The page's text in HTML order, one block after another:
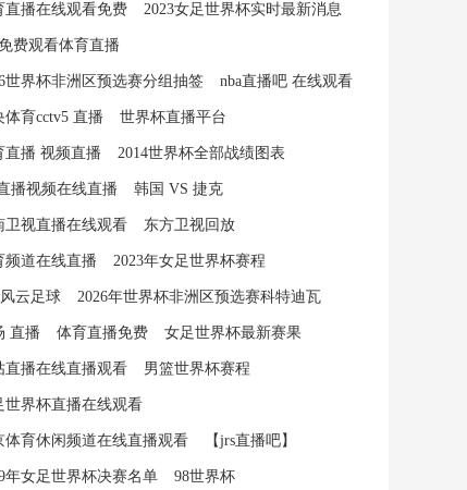
直播在线观看免费 2023女足世界杯实时最新消息
费观看体育直播
世界杯非洲区预选赛分组抽签 nba直播吧 在线观看
体育cctv5 直播 世界杯直播平台
直播 视频直播 2014世界杯全部战绩图表
播视频在线直播 韩国 VS 捷克
卫视直播在线观看 东方卫视回放
频道在线直播 2023年女足世界杯赛程
云足球 2026年世界杯非洲区预选赛科特迪瓦
直播 体育直播免费 女足世界杯最新赛果
直播在线直播观看 男篮世界杯赛程
世界杯直播在线观看
体育休闲频道在线直播观看 【jrs直播吧】
年女足世界杯决赛名单 98世界杯